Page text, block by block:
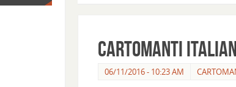
Cartomanti
06/11/2016 - 10:23 AM